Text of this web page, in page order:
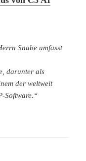
Snabe umfasst
darunter als
der weltweit
Software.“